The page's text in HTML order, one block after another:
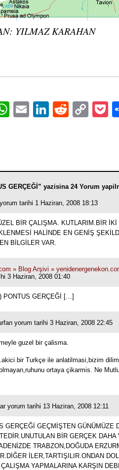
YILMAZ KARAHAN
WhatsApp
EmailLinkedIn
Reddit
GERÇEĞİ” yazisina 24 Yorum
tarihi 1 Haziran, 2008 18:13
BİR ÇALIŞMA. KUTLARIM.BİR
HALİNDE EN GENİŞ
BİLGİLER VAR.
» Blog Arşivi »
3 Haziran, 2008 01:40
PONTUS GERÇEĞİ […]
yorum tarihi 3 Haziran, 2008 22:45
guzel bir çalisma.
bir Turkçe ile anlatilmasi,bizim
ortaya çikarmis. Ne
yorum tarihi 13 Haziran, 2008 12:11
GERÇEĞİ GEÇMİŞTEN GÜNÜMÜZE
BİR GERÇEK DAHA
TRABZON,DOĞUDA
İLER,TARTIŞILIR.ONDAN
ÇALIŞMA YAPMALARINA KARŞIN